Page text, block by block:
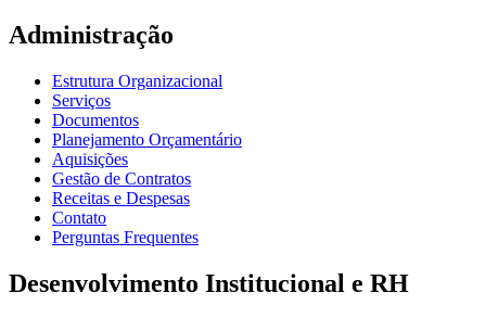
Administração
Estrutura Organizacional
Serviços
Documentos
Planejamento Orçamentário
Aquisições
Gestão de Contratos
Receitas e Despesas
Contato
Perguntas Frequentes
Desenvolvimento Institucional e RH